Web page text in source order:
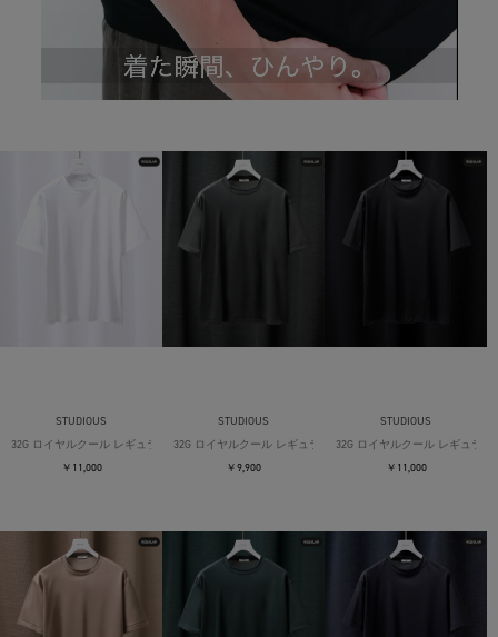
STUDIOUS
32G ロイヤルクール レギュラーTシャツ
￥11,000
STUDIOUS
32G ロイヤルクール レギュラーTシャツ
￥9,900
STUDIOUS
32G ロイヤルクール レギュラー
￥11,000